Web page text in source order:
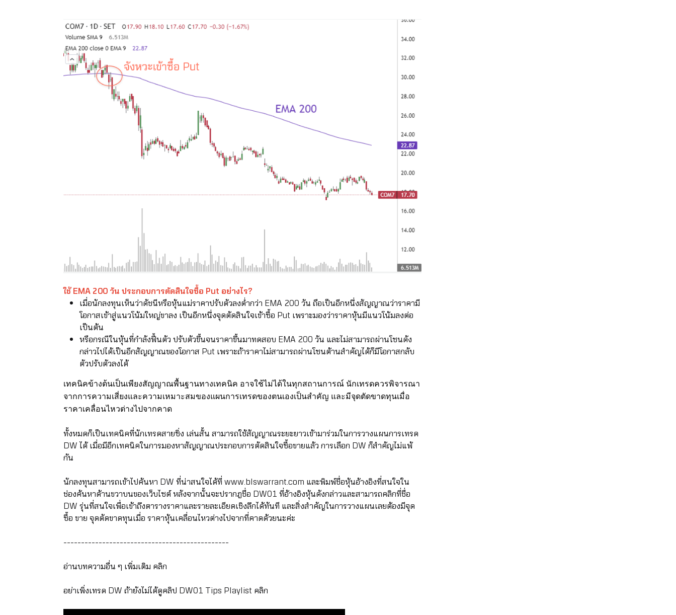
ใช้ EMA 200 วัน ประกอบการตัดสินใจซื้อ Put อย่างไร?
เมื่อนักลงทุนเห็นว่าดัชนีหรือหุ้นแม่ราคาปรับตัวลงต่ำกว่า EMA 200 วัน ถือเป็นอีกหนึ่งสัญญาณว่าราคามี
โอกาสเข้าสู่แนวโน้มใหญ่ขาลง เป็นอีกหนึ่งจุดตัดสินใจเข้าซื้อ Put เพราะมองว่าราคาหุ้นมีแนวโน้มลงต่อ
เป็นต้น
หรือกรณีในหุ้นที่กำลังฟื้นตัว ปรับตัวขึ้นจนราคาขึ้นมาทดสอบ EMA 200 วัน และไม่สามารถผ่านโซนดัง
กล่าวไปได้เป็นอีกสัญญาณของโอกาส Put เพราะถ้าราคาไม่สามารถผ่านโซนต้านสำคัญได้ก็มีโอกาสกลับ
ตัวปรับตัวลงได้
เทคนิคข้างต้นเป็นเพียงสัญญาณพื้นฐานทางเทคนิค อาจใช้ไม่ได้ในทุกสถานการณ์ นักเทรดควรพิจารณา
จากการความเสี่ยงและความเหมาะสมของแผนการเทรดของตนเองเป็นสำคัญ และมีจุดตัดขาดทุนเมื่อ
ราคาเคลื่อนไหวต่างไปจากคาด
ทั้งหมดก็เป็นเทคนิคที่นักเทรดสายซิ่ง เล่นสั้น สามารถใช้สัญญาณระยะยาวเข้ามาร่วมในการวางแผนการเทรด
DW ได้ เมื่อมีอีกเทคนิคในการมองหาสัญญาณประกอบการตัดสินใจซื้อขายแล้ว การเลือก DW ก็สำคัญไม่แพ้
กัน
นักลงทุนสามารถเข้าไปค้นหา DW ที่น่าสนใจได้ที่www.blswarrant.com และพิมพ์ชื่อหุ้นอ้างอิงที่สนใจใน
ช่องค้นหาด้านขวาบนของเว็บไซต์ หลังจากนั้นจะปรากฎชื่อ DW01 ที่อ้างอิงหุ้นดังกล่าวและสามารถคลิกที่ชื่อ
DW รุ่นที่สนใจเพื่อเข้าถึงตารางราคาและรายละเอียดเชิงลึกได้ทันที และสิ่งสำคัญในการวางแผนเลยต้องมีจุด
ซื้อ ขาย จุดตัดขาดทุนเมื่อ ราคาหุ้นเคลื่อนไหวต่างไปจากที่คาดด้วยนะค่ะ
-----------------------------------------------
อ่านบทความอื่น ๆ เพิ่มเติม คลิก
อย่าเพิ่งเทรด DW ถ้ายังไม่ได้ดูคลิป DW01 Tips Playlist คลิก